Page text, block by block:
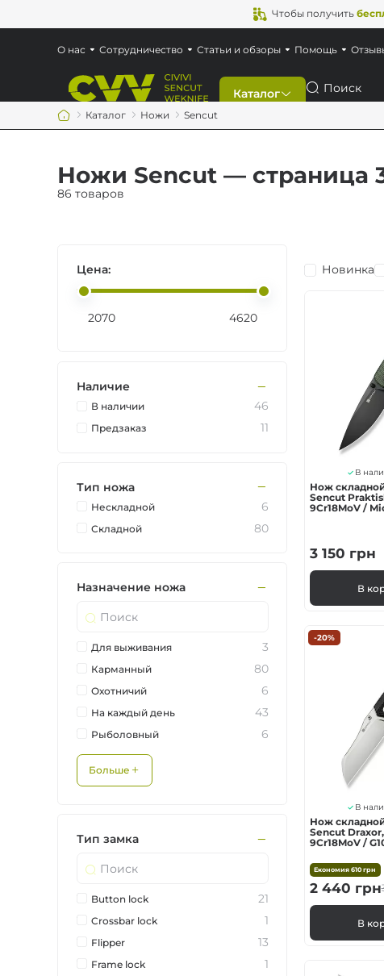
Чтобы получить
Каталог
Новинки
Мультитулы
Ножи по назначению
Тактическое
Фиксированные
Поиск
О нас Сотрудничество Статьи и обзоры Помощь
Каталог Ножи Sencut
Ножи Sencut — страница
86 товаров
Новинка
В
Нож
Sencut
9Cr18MoV /
3 150 грн
В
-20%
В
Нож
Sencut
9Cr18MoV /
Економия610 грн
2 440 грн
В
Цена:
Наличие
В наличии 46
Предзаказ 11
Тип ножа
Нескладной 6
Складной 80
Назначение ножа
Для выживания 3
Карманный 80
Охотничий 6
На каждый день 43
Рыболовный 6
Больше
Тип замка
Button lock 21
Crossbar lock 1
Flipper 13
Frame lock 1